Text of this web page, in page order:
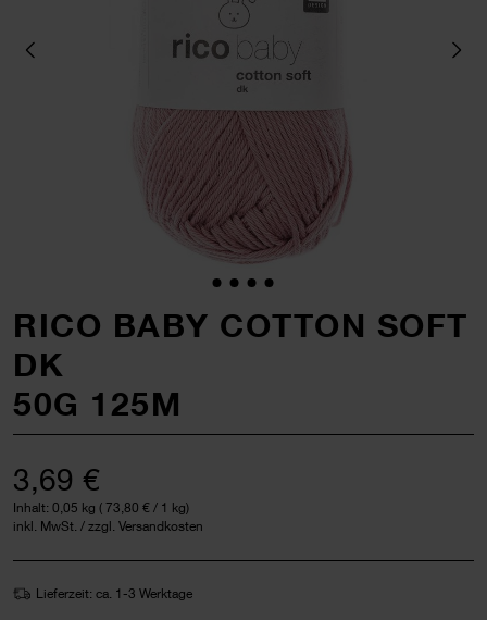
RICO BABY COTTON SOFT
DK
50G 125M
3,69 €
Inhalt: 0,05 kg ( 73,80 € / 1 kg)
inkl. MwSt. / zzgl. Versandkosten
Lieferzeit: ca. 1-3 Werktage